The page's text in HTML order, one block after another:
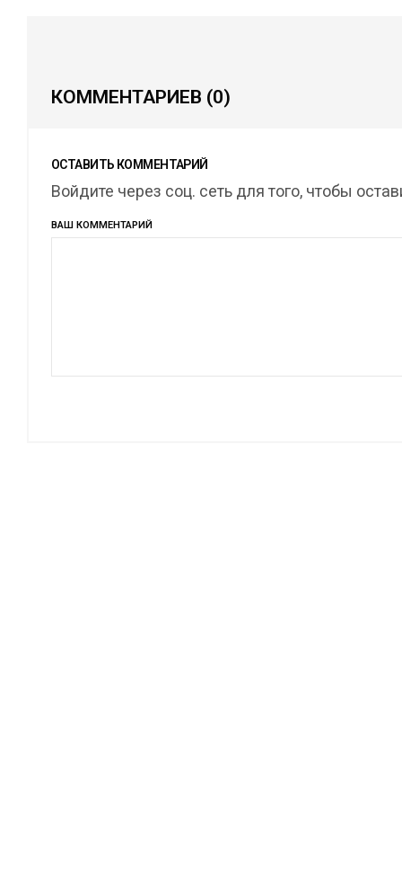
КОММЕНТАРИЕВ (0)
ОСТАВИТЬ КОММЕНТАРИЙ
Войдите через соц. сеть для того, чтобы
ВАШ КОММЕНТАРИЙ